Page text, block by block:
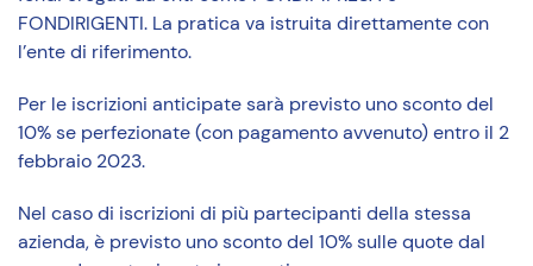
FONDIRIGENTI. La pratica va istruita direttamente con
l’ente di riferimento.
Per le iscrizioni anticipate sarà previsto uno sconto del
10% se perfezionate (con pagamento avvenuto) entro il 2
febbraio 2023.
Nel caso di iscrizioni di più partecipanti della stessa
azienda, è previsto uno sconto del 10% sulle quote dal